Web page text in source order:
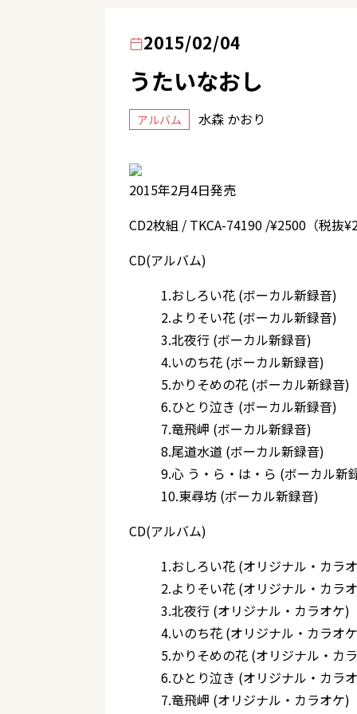
2015/02/04
うたいなおし
アルバム 水森 かおり
2015年2月4日発売
CD2枚組 / TKCA-74190 /¥2500（税抜
CD(アルバム)
1.おしろい花 (ボーカル新録音)
2.よりそい花 (ボーカル新録音)
3.北夜行 (ボーカル新録音)
4.いのち花 (ボーカル新録音)
5.かりそめの花 (ボーカル新録音)
6.ひとり泣き (ボーカル新録音)
7.竜飛岬 (ボーカル新録音)
8.尾道水道 (ボーカル新録音)
9.心 う・ら・は・ら (ボーカル新
10.東尋坊 (ボーカル新録音)
CD(アルバム)
1.おしろい花 (オリジナル・カラ
2.よりそい花 (オリジナル・カラ
3.北夜行 (オリジナル・カラオケ)
4.いのち花 (オリジナル・カラオ
5.かりそめの花 (オリジナル・カ
6.ひとり泣き (オリジナル・カラ
7.竜飛岬 (オリジナル・カラオケ)